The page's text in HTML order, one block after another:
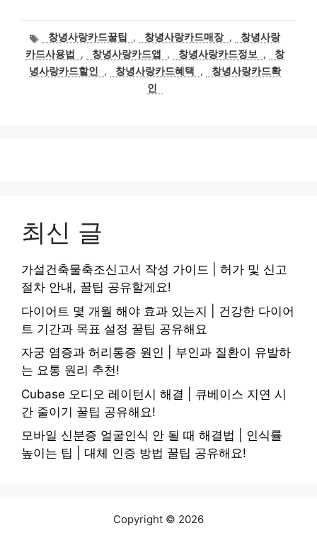
태
그
창녕사랑카드꿀팁 , 창녕사랑카드매장 ,
창녕사랑
카드사용법
, 창녕사랑카드앱 , 창녕사랑카드정보 ,
창
녕사랑카드할인
, 창녕사랑카드혜택 ,
창녕사랑카드확
인
최신 글
가설건축물축조신고서 작성 가이드 | 허가 및 신고
절차 안내, 꿀팁 공유할게요!
다이어트 몇 개월 해야 효과 있는지 | 건강한 다이어
트 기간과 목표 설정 꿀팁 공유해요
자궁 염증과 허리통증 원인 | 부인과 질환이 유발하
는 요통 원리 추천!
Cubase 오디오 레이턴시 해결 | 큐베이스 지연 시
간 줄이기 꿀팁 공유해요!
모바일 신분증 얼굴인식 안 될 때 해결법 | 인식률
높이는 팁 | 대체 인증 방법 꿀팁 공유해요!
Copyright © 2026